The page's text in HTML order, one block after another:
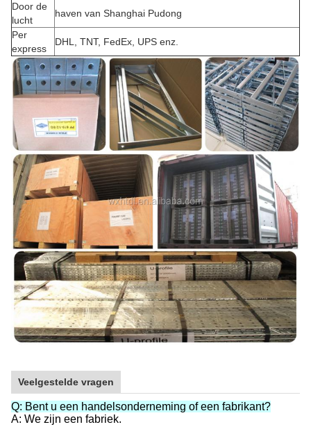
Door de
lucht
haven van Shanghai Pudong
Per
express
DHL, TNT, FedEx, UPS enz.
Veelgestelde vragen
Q: Bent u een handelsonderneming of een fabrikant?
A: We zijn een fabriek.